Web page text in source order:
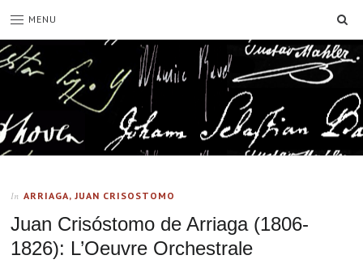
MENU
In ARRIAGA, JUAN CRISOSTOMO
Juan Crisóstomo de Arriaga (1806-
1826): L’Oeuvre Orchestrale